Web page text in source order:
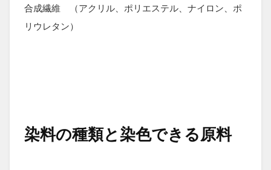
合成繊維 （アクリル、ポリエステル、ナイロン、ポ
リウレタン）
染料の種類と染色できる原料